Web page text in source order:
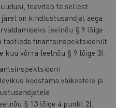
teavitab ta sellest
on kindlustusandjal aega
(eelnõu § 9 lõige
taotleda finantsinspektsioonilt
võrra (eelnõu § 9 lõige 3).
koostama väikestele ja
§ 13 lõige 4 punkt 2).